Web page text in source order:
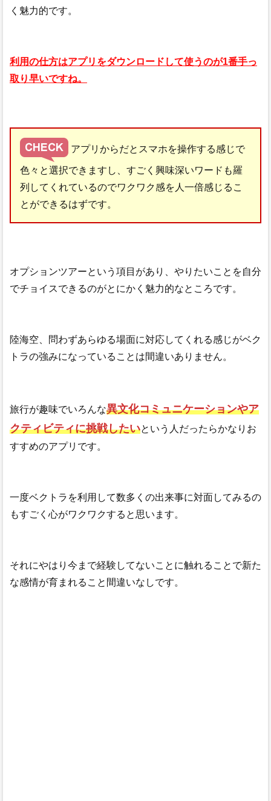
く魅力的です。
利用の仕方はアプリをダウンロードして使うのが1番手っ
取り早いですね。
アプリからだとスマホを操作する感じで
色々と選択できますし、すごく興味深いワードも羅
列してくれているのでワクワク感を人一倍感じるこ
とができるはずです。
オプションツアーという項目があり、やりたいことを自分
でチョイスできるのがとにかく魅力的なところです。
陸海空、問わずあらゆる場面に対応してくれる感じがベク
トラの強みになっていることは間違いありません。
旅行が趣味でいろんな異文化コミュニケーションやア
クティビティに挑戦したいという人だったらかなりお
すすめのアプリです。
一度ベクトラを利用して数多くの出来事に対面してみるの
もすごく心がワクワクすると思います。
それにやはり今まで経験してないことに触れることで新た
な感情が育まれること間違いなしです。